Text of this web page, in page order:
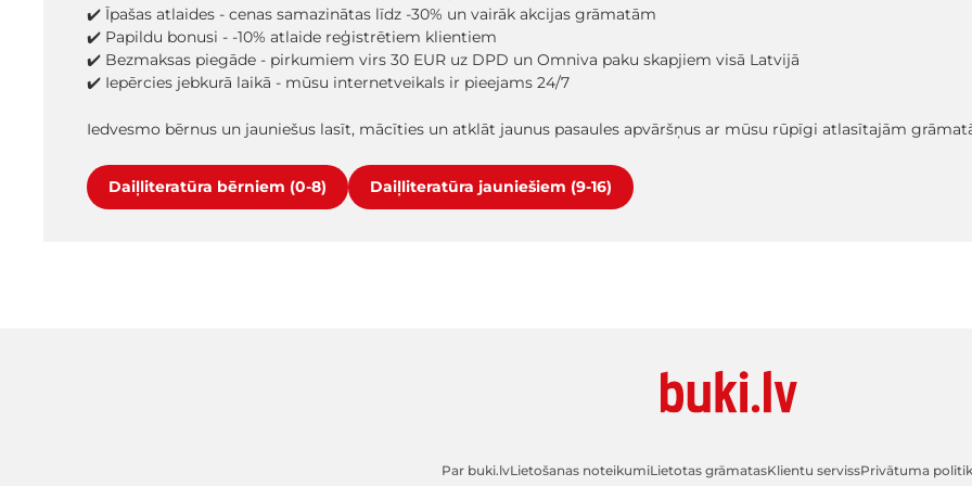
✔️ Īpašas atlaides - cenas samazinātas līdz -30% un vairāk akcijas grāmatām
✔️ Papildu bonusi - -10% atlaide reģistrētiem klientiem
✔️ Bezmaksas piegāde - pirkumiem virs 30 EUR uz DPD un Omniva paku skapjiem visā Latvijā
✔️ Iepērcies jebkurā laikā - mūsu internetveikals ir pieejams 24/7
Iedvesmo bērnus un jauniešus lasīt, mācīties un atklāt jaunus pasaules apvāršņus ar mūsu rūpīgi atlasītajām
Daiļliteratūra bērniem (0-8) Daiļliteratūra jauniešiem (9-16)
Par buki.lvLietošanas noteikumiLietotas grāmatasKlientu servissPrivātuma